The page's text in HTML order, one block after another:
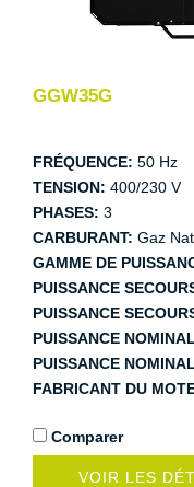
GGW35G
FRÉQUENCE: 50 Hz
TENSION: 400/230 V
PHASES: 3
CARBURANT: Gaz
GAMME DE
PUISSANCE
PUISSANCE
PUISSANCE
PUISSANCE
FABRICANT DU
Comparer
VOIR LES